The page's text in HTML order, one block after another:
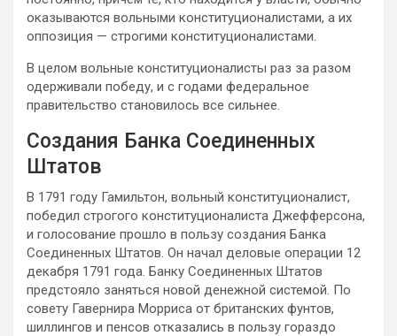
оказываются вольными конституционалистами, а их
оппозиция — строгими конституционалистами.
В целом вольные конституционалисты раз за разом
одерживали победу, и с годами федеральное
правительство становилось все сильнее.
Создания Банка Соединенных
Штатов
В 1791 году Гамильтон, вольный конституционалист,
победил строгого конституционалиста Джефферсона,
и голосование прошло в пользу создания Банка
Соединенных Штатов. Он начал деловые операции 12
декабря 1791 года. Банку Соединенных Штатов
предстояло заняться новой денежной системой. По
совету Гавернира Морриса от британских фунтов,
шиллингов и пенсов отказались в пользу гораздо